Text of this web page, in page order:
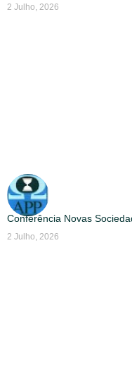
2 Julho, 2026
Conferência Novas
2 Julho, 2026